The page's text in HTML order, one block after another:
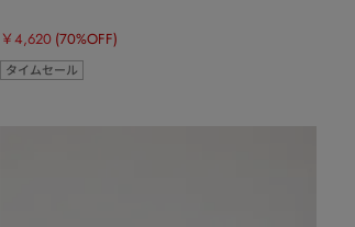
￥4,620 (70%OFF)
タイムセール